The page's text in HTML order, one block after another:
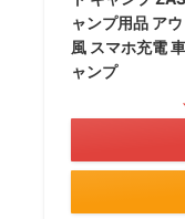
ャンプ用品 ア
風 スマホ充電
ャンプ